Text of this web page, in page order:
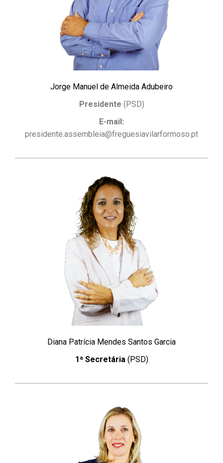
Jorge Manuel de Almeida Adubeiro
Presidente (PSD)
E-mail:
presidente.assembleia@freguesiavilarformoso.pt
Diana Patrícia Mendes Santos Garcia
1ª Secretária(PSD)